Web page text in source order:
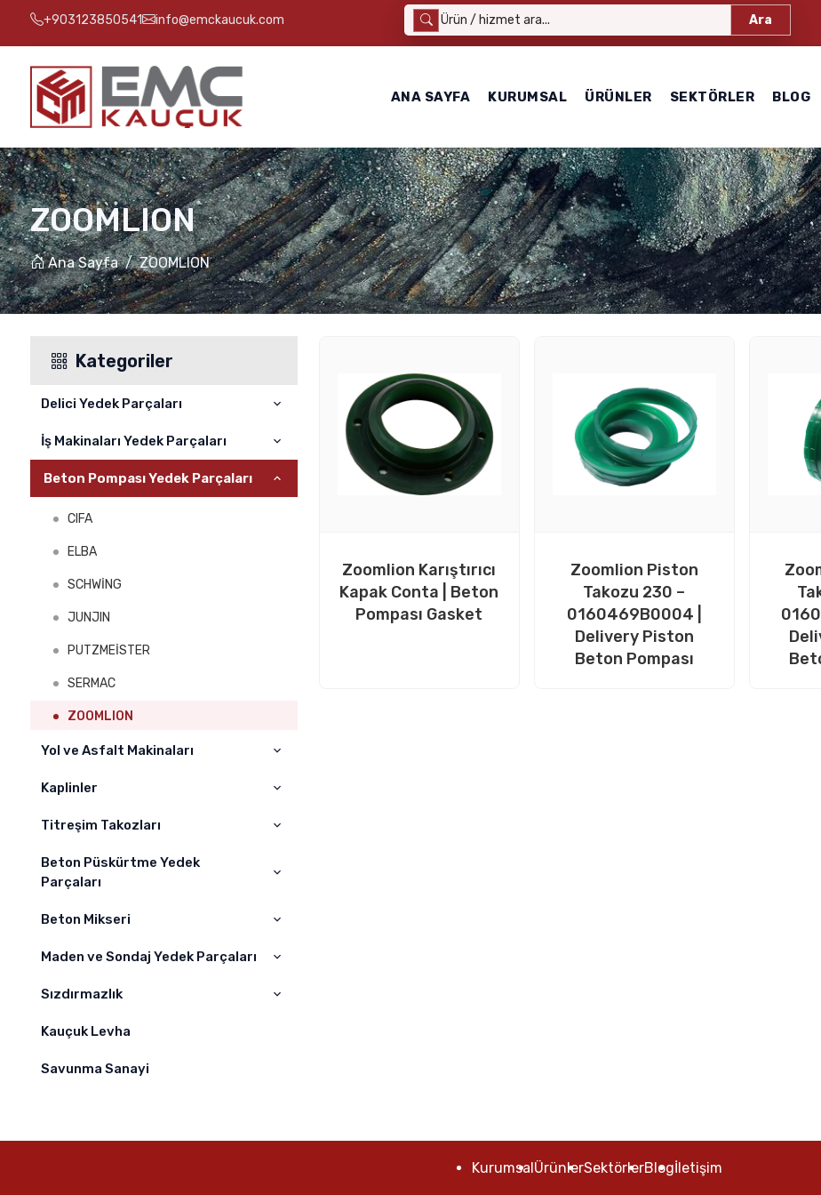
+903123850541 info@emckaucuk.com Ara
ANA SAYFA KURUMSAL ÜRÜNLER SEKTÖRLER BLOG
ZOOMLION
Ana Sayfa ZOOMLION
Kategoriler
Delici Yedek Parçaları
ATLAS COPCO
SANDVİK
FURUKAWA
MONTABERT
INGERSOLL RAND
MİNE MASTER
DAİNONG
İş Makinaları Yedek Parçaları
Cat
Komatsu
Volvo
Hıtachi
Sumitomo
Hyundai
Liebherr
Hidromek
Daewoo
Çukurova
Beton Pompası Yedek Parçaları
CIFA
ELBA
SCHWİNG
JUNJIN
PUTZMEİSTER
SERMAC
ZOOMLION
Yol ve Asfalt Makinaları
WOGOLE
BOMAG
DYNAPAC
Kaplinler
A – AS Kaplin
Kaplin
Titreşim Takozları
Titreşim Takoz
Beton Püskürtme Yedek
Parçaları
Kelepçeler
Nozullar
Difüzörler
Beton Mikseri
Beton Mikseri
Maden ve Sondaj Yedek Parçaları
Maden Yedek Parçaları
Sondaj Yedek Parçaları
Sızdırmazlık
O-Ring Grubu
Yağ Keçeleri
Kauçuk Levha
Savunma Sanayi
Zoomlion Karıştırıcı
Kapak Conta | Beton
Pompası Gasket
Zoomlion Piston
Takozu 230 –
0160469B0004 |
Delivery Piston
Beton Pompası
KurumsalÜrünlerSektörlerBlogİletişim